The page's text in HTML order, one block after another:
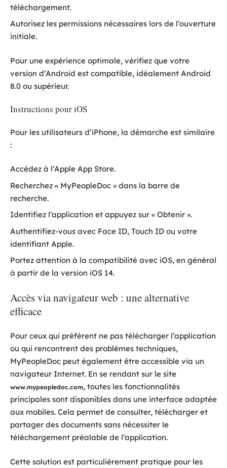
téléchargement.
Autorisez les permissions nécessaires lors de l’ouverture
initiale.
Pour une expérience optimale, vérifiez que votre
version d’Android est compatible, idéalement Android
8.0 ou supérieur.
Instructions pour iOS
Pour les utilisateurs d’iPhone, la démarche est similaire
:
Accédez à l’Apple App Store.
Recherchez « MyPeopleDoc » dans la barre de
recherche.
Identifiez l’application et appuyez sur « Obtenir ».
Authentifiez-vous avec Face ID, Touch ID ou votre
identifiant Apple.
Portez attention à la compatibilité avec iOS, en général
à partir de la version iOS 14.
Accès via navigateur web : une alternative
efficace
Pour ceux qui préfèrent ne pas télécharger l’application
ou qui rencontrent des problèmes techniques,
MyPeopleDoc peut également être accessible via un
navigateur Internet. En se rendant sur le site
www.mypeopledoc.com, toutes les fonctionnalités
principales sont disponibles dans une interface adaptée
aux mobiles. Cela permet de consulter, télécharger et
partager des documents sans nécessiter le
téléchargement préalable de l’application.
Cette solution est particulièrement pratique pour les